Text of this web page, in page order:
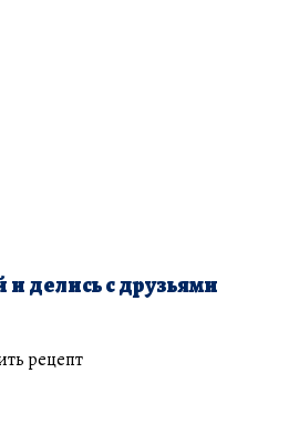
и делись с друзьями
рецепт